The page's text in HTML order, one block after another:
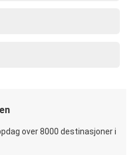
over 8000 destinasjoner i